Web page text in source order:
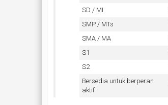
SD / MI
SMP / MTs
SMA / MA
S1
S2
Bersedia untuk berperan
aktif